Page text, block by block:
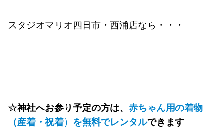
スタジオマリオ四日市・西浦店なら・・・
☆神社へお参り予定の方は、 赤ちゃん用の着物
（産着・祝着）を無料でレンタルできます